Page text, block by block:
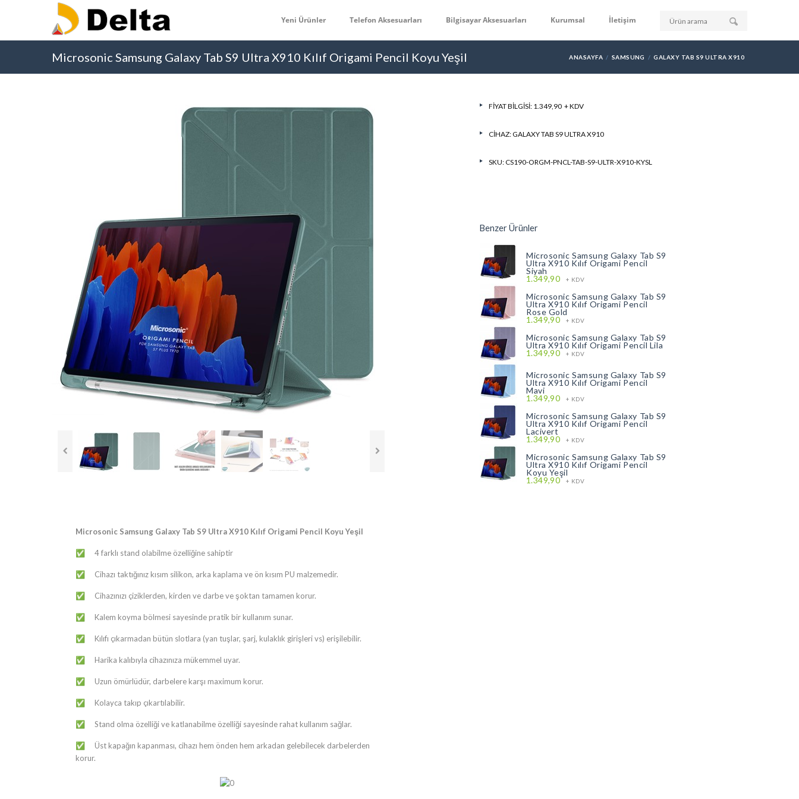
Yeni Ürünler Telefon Aksesuarları Bilgisayar Aksesuarları Kurumsal İletişim
Microsonic Samsung Galaxy Tab S9 Ultra X910 Kılıf Origami Pencil Koyu Yeşil ANASAYFA SAMSUNG GALAXY TAB S9 ULTRA X910
Microsonic Samsung Galaxy Tab S9 Ultra X910 Kılıf Origami Pencil Koyu Yeşil
✅ 4 farklı stand olabilme özelliğine sahiptir
✅ Cihazı taktığınız kısım silikon, arka kaplama ve ön kısım PU malzemedir.
✅ Cihazınızı çiziklerden, kirden ve darbe ve şoktan tamamen korur.
✅ Kalem koyma bölmesi sayesinde pratik bir kullanım sunar.
✅ Kılıfı çıkarmadan bütün slotlara (yan tuşlar, şarj, kulaklık girişleri vs) erişilebilir.
✅ Harika kalıbıyla cihazınıza mükemmel uyar.
✅ Uzun ömürlüdür, darbelere karşı maximum korur.
✅ Kolayca takıp çıkartılabilir.
✅ Stand olma özelliği ve katlanabilme özelliği sayesinde rahat kullanım sağlar.
✅ Üst kapağın kapanması, cihazı hem önden hem arkadan gelebilecek darbelerden
korur.
FIYAT BILGISI: 1.349,90 + KDV
CIHAZ:GALAXY TAB S9 ULTRA X910
SKU: CS190-ORGM-PNCL-TAB-S9-ULTR-X910-KYSL
Benzer Ürünler
Microsonic Samsung Galaxy Tab S9
Ultra X910 Kılıf Origami Pencil
Siyah
1.349,90 + KDV
Microsonic Samsung Galaxy Tab S9
Ultra X910 Kılıf Origami Pencil
Rose Gold
1.349,90 + KDV
Microsonic Samsung Galaxy Tab S9
Ultra X910 Kılıf Origami Pencil Lila
1.349,90 + KDV
Microsonic Samsung Galaxy Tab S9
Ultra X910 Kılıf Origami Pencil
Mavi
1.349,90 + KDV
Microsonic Samsung Galaxy Tab S9
Ultra X910 Kılıf Origami Pencil
Lacivert
1.349,90 + KDV
Microsonic Samsung Galaxy Tab S9
Ultra X910 Kılıf Origami Pencil
Koyu Yeşil
1.349,90 + KDV